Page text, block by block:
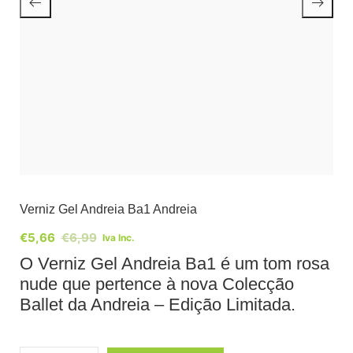
Verniz Gel Andreia Ba1 Andreia
€6,99
€5,66 Iva Inc.
O Verniz Gel Andreia Ba1 é um tom rosa
nude que pertence à nova Colecção
Ballet da Andreia – Edição Limitada.